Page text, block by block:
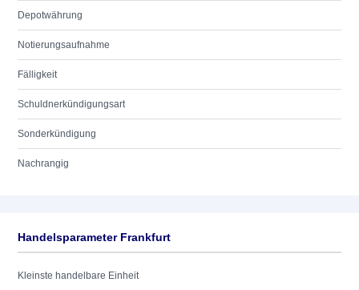
Depotwährung
Notierungsaufnahme
Fälligkeit
Schuldnerkündigungsart
Sonderkündigung
Nachrangig
Handelsparameter Frankfurt
Kleinste handelbare Einheit